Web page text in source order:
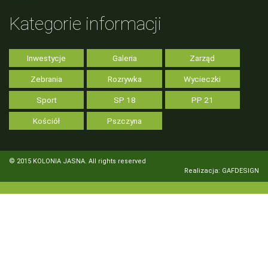
Kategorie informacji
Inwestycje Galeria Zarząd
Zebrania Rozrywka Wycieczki
Sport SP 18 PP 21
Kościół Pszczyna
© 2015 KOLONIA JASNA. All rights reserved
Realizacja: GAFDESIGN